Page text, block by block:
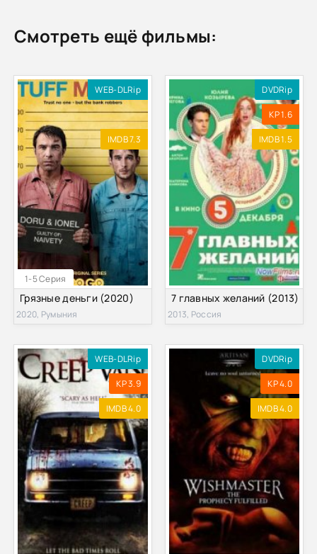
Смотреть ещё фильмы:
1-5 Серия
WEB-DLRip
IMDB 7.3
Грязные деньги (2020)
2020, Румыния
DVDRip
KP 1.6
IMDB 1.5
7 главных желаний (2013)
2013, Россия
WEB-DLRip
KP 3.9
IMDB 4.0
DVDRip
KP 4.0
IMDB 4.0